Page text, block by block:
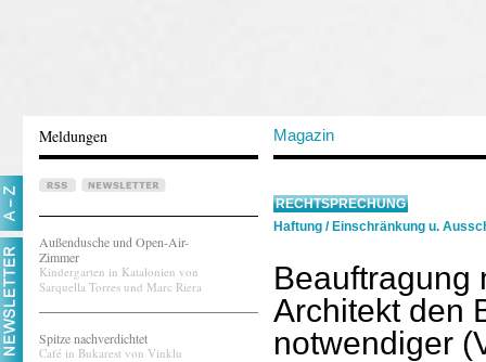
Meldungen Magazin
Außendusche und Open-Air-
Zimmer
Kindergarten in Katalonien von
Sarquella Torres und Marc Riera
Spitze nachverdichtet
Café in Bukarest von Vinklu
RECHTSPRECHUNG
Haftung / Einschränkung u.
Beauftragung
Architekt den
notwendiger